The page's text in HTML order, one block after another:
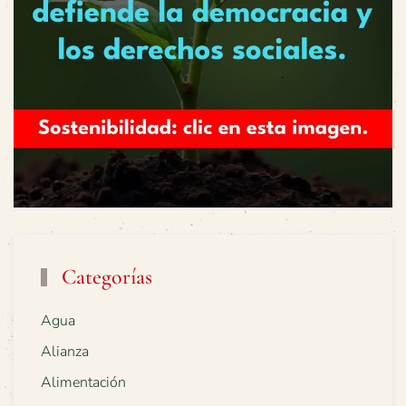
Categorías
Agua
Alianza
Alimentación